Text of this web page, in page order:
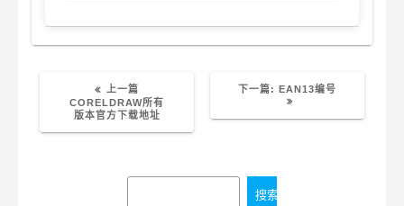
上一篇
篇
文
CORELDRAW所有
版本官方下载地址
下一篇: 下
篇
EAN13编号
搜索